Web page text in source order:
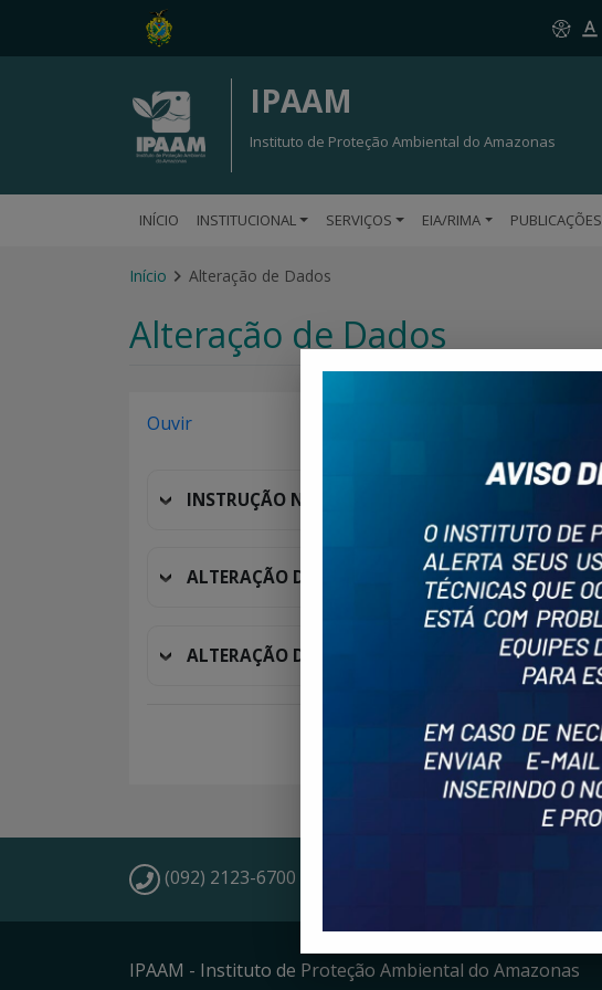
IPAAM
Instituto de Proteção Ambiental do Amazonas
INÍCIO INSTITUCIONAL SERVIÇOS EIA/RIMA PUBLICAÇÕES
Início Alteração de Dados
Alteração de Dados
Ouvir
INSTRUÇÃO NORMATIVA Nº 02/2026
ALTERAÇÃO DO ENDEREÇO
ALTERAÇÃO DE TITULARIDADE/RAZÃO SOCIAL
(092) 2123-6700 / 2123-6706
IPAAM - Instituto de Proteção Ambiental do Amazonas